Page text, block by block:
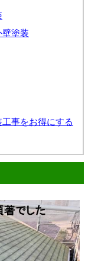
壁塗装
事をお得にする